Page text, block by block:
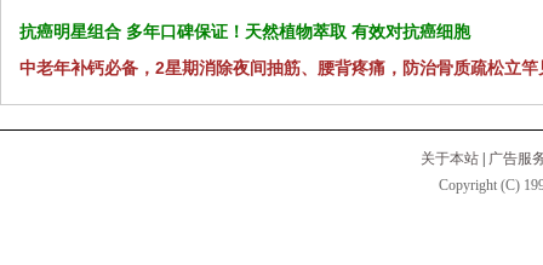
抗癌明星组合 多年口碑保证！天然植物萃取 有效对抗癌细胞
中老年补钙必备，2星期消除夜间抽筋、腰背疼痛，防治骨质疏松立竿
关于本站
广告服
Copyright (C)